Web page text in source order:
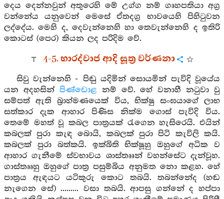
දෙය දෙන්නවුන් අතුරෙහි මේ උග්ග නම් ගෘහපතියා අග්‍ර
වන්නේය යනුවෙන් මෙසේ ඒතදග්‍ර භාවයෙහි පිහිටුවන
ලද්දේය. මෙහි ද, දෙවැන්නෙහි හා තෙවැන්නෙහි ද ඉතිරි
කොටස් (පෙර) කියන ලද පරිදිම වේ.
4-5. භාරද්වාජ ආදි සූත්‍ර වර්ණනා
සිවු වැන්නෙහි - පිඬු යදිමින් සොයමින් පැවිදි වූයේය
යන අදහසින් පිණ්ඩොළනම් වේ. හේ වනාහී නටුවා වු
සම්පත් ඇති බ්‍රාහ්මණයෙක් විය, භික්ෂු සංඝයාගේ ලාභ
සත්කාර දැක ආහාර පිණිස නික්ම ගොස් පැවිදි විය.
තෙමේ මහත් වූ කබල පාත්‍රයක් රැගෙන හැසිරෙයි. එයින්
කබලක් පුරා කැඳ බොයි, කබලක් පුරා පිටි කැවිලි කයි.
කබලක් පුරා බත්කයි. ඉක්බිති භික්ෂූහු ඔහුගේ අධික ව
ආහාර ගැනීමේ ස්වභාවය ශාස්තෲන් වහන්සේට දැන්වූහ.
ගාස්තෘෘහු ඔහුගේ පාත්‍ර පසුම්බිය අනුමත නො කළහ. හේ
පාත්‍රය ඇඳයට යටිකුරු කොට තබයි. තබන්නේද (හඬ
නැගෙන සේ) ......... වසා තබයි. ආපසු ගන්නේ ද හප්පා